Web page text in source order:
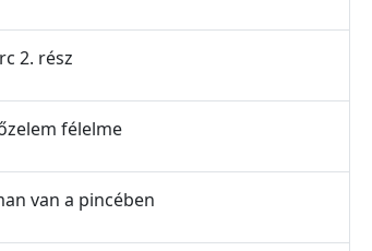
2. rész
félelme
van a pincében